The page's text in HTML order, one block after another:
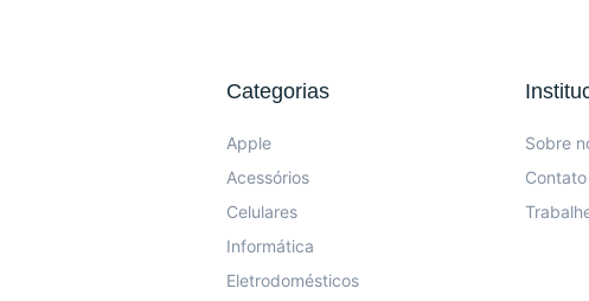
Categorias
Apple
Acessórios
Celulares
Informática
Eletrodomésticos
Sobre
Contato